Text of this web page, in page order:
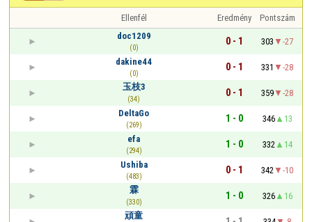
Ellenfél Eredmény
Pontszám
doc1209
(0)
0 - 1 303
-27
dakine44
(0)
0 - 1 331
-28
玉枝3
(34)
0 - 1 359
-28
DeltaGo
(269)
1 - 0 346
13
efa
(294)
1 - 0 332
14
Ushiba
(483)
0 - 1 342
-10
霖
(330)
1 - 0 326
16
頑童